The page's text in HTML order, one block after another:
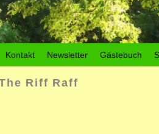
Kontakt Newsletter Gästebuch
Riff Raff